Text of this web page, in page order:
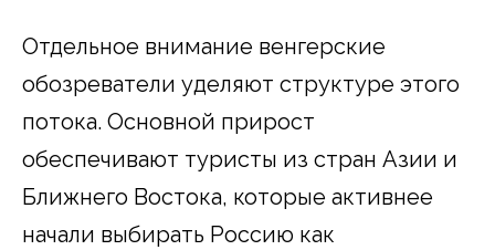
Отдельное внимание венгерские
обозреватели уделяют структуре этого
потока. Основной прирост
обеспечивают туристы из стран Азии и
Ближнего Востока, которые активнее
начали выбирать Россию как